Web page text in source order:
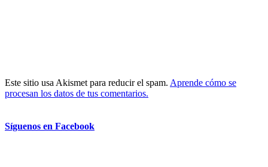
Este sitio usa Akismet para reducir el spam. Aprende cómo se
procesan los datos de tus comentarios.
Síguenos en Facebook